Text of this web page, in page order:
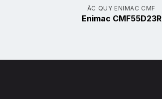
ẮC QUY ENIMAC CMF
Enimac CMF55D23R